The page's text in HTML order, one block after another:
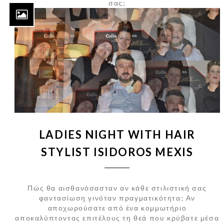
σας;
LADIES NIGHT WITH HAIR
STYLIST ISIDOROS MEXIS
Πώς θα αισθανόσασταν αν κάθε στιλιστική σας
φαντασίωση γινόταν πραγματικότητα; Αν
αποχωρούσατε από ένα κομμωτήριο
αποκαλύπτοντας επιτέλους τη θεά που κρύβατε μέσα